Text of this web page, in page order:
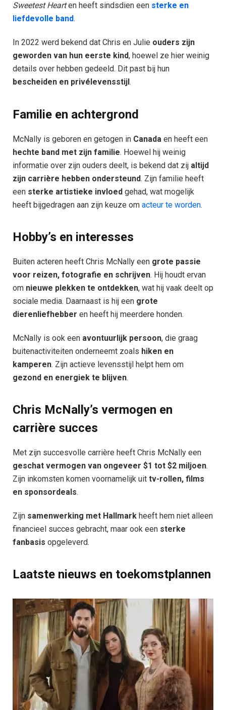
Sweetest Hearten heeft sindsdien een sterke en
liefdevolle band.
In 2022 werd bekend dat Chris en Julie ouders zijn
geworden van hun eerste kind, hoewel ze hier weinig
details over hebben gedeeld. Dit past bij hun
bescheiden en privélevensstijl .
Familie en achtergrond
McNally is geboren en getogen in Canada en heeft een
hechte band met zijn familie. Hoewel hij weinig
informatie over zijn ouders deelt, is bekend dat zij altijd
zijn carrière hebben ondersteund. Zijn familie heeft
een sterke artistieke invloed gehad, wat mogelijk
heeft bijgedragen aan zijn keuze om acteur te worden.
Hobby’s en interesses
Buiten acteren heeft Chris McNally een grote passie
voor reizen, fotografie en schrijven. Hij houdt ervan
om nieuwe plekken te ontdekken, wat hij vaak deelt op
sociale media. Daarnaast is hij een grote
dierenliefhebber en heeft hij meerdere honden.
McNally is ook een avontuurlijk persoon, die graag
buitenactiviteiten onderneemt zoals hiken en
kamperen. Zijn actieve levensstijl helpt hem om
gezond en energiek te blijven.
Chris McNally’s vermogen en
carrière succes
Met zijn succesvolle carrière heeft Chris McNally een
geschat vermogen van ongeveer $1 tot $2 miljoen.
Zijn inkomsten komen voornamelijk uit tv-rollen, films
en sponsordeals.
Zijn samenwerking met Hallmark heeft hem niet alleen
financieel succes gebracht, maar ook een sterke
fanbasis opgeleverd.
Laatste nieuws en toekomstplannen